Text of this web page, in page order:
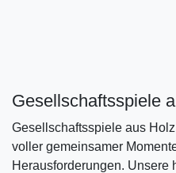
Gesellschaftsspiele
Gesellschaftsspiele aus
voller gemeinsamer
Herausforderungen. Unsere